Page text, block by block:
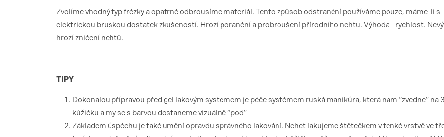
Zvolíme vhodný typ frézky a opatrně odbrousíme materiál. Tento způsob odstranění používáme pouze, máme-li s
elektrickou bruskou dostatek zkušeností. Hrozí poranění a probroušení přírodního nehtu. Výhoda - rychlost.
hrozí zničení nehtů.
TIPY
Dokonalou přípravou před gel lakovým systémem je péče systémem ruská manikúra, která nám “zvedne” na
kůžičku a my se s barvou dostaneme vizuálně “pod”
Základem úspěchu je také umění opravdu správného lakování. Nehet lakujeme štětečkem v tenké vrstvě ve